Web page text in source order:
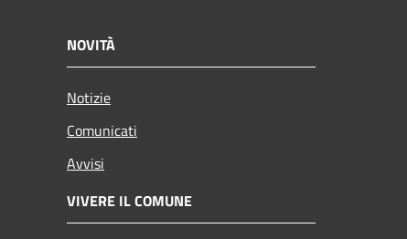
NOVITÀ
Notizie
Comunicati
Avvisi
VIVERE IL COMUNE